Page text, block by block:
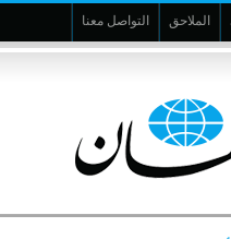
الملاحق التواصل معنا